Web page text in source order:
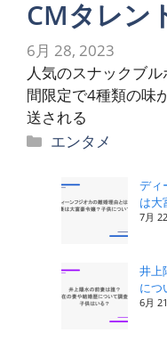
CMタレン
6月 28, 2023
人気のスナックブ
間限定で4種類の味
送される
カ
ゴ
リ
エンタメ
ディ
は大
7月
井上
につ
6月